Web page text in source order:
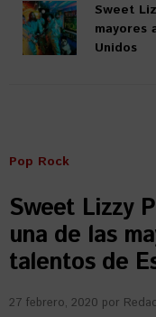
Sweet
mayores
Unidos
Pop Rock
Sweet Lizzy
una de las
talentos de
27 febrero, 2020 por